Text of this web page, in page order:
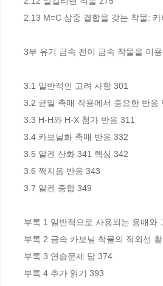
2.13 M≡C 삼중 결합을 갖는 착물:
3부 유기 금속 전이 금속 착물을 이
3.1 일반적인 고려 사항 301
3.2 균일 촉매 작용에서 중요한 반응
3.3 H-H와 H-X 첨가 반응 311
3.4 카보닐화 촉매 반응 332
3.5 알켄 산화 341 핵심 342
3.6 짝지음 반응 343
3.7 알켄 중합 349
부록 1 일반적으로 사용되는 용매와
부록 2 금속 카보닐 착물의 적외선
부록 3 연습문제 답 374
부록 4 추가 읽기 393